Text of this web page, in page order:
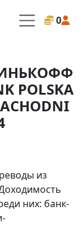
0
POLSKA
из
них: банк-